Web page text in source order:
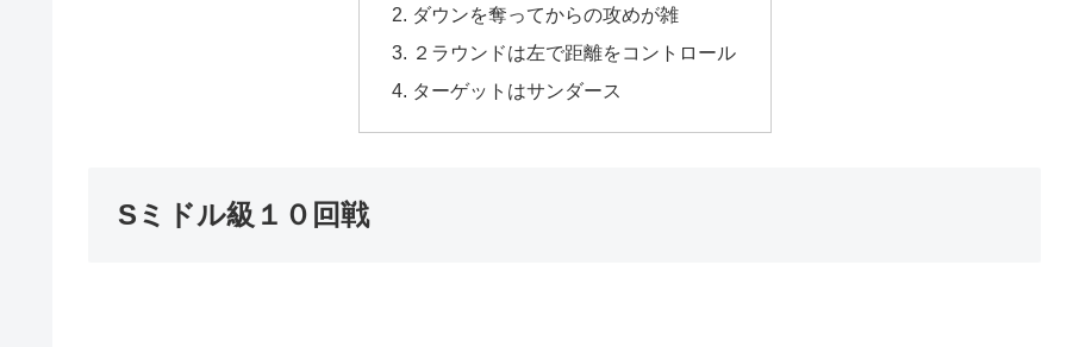
ダウンを奪ってからの攻めが雑
２ラウンドは左で距離をコントロール
ターゲットはサンダース
Sミドル級１０回戦